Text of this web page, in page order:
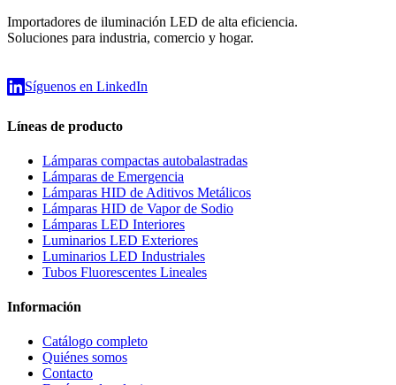
Importadores de iluminación LED de alta eficiencia.
Soluciones para industria, comercio y hogar.
Síguenos en LinkedIn
Líneas de producto
Lámparas compactas autobalastradas
Lámparas de Emergencia
Lámparas HID de Aditivos Metálicos
Lámparas HID de Vapor de Sodio
Lámparas LED Interiores
Luminarios LED Exteriores
Luminarios LED Industriales
Tubos Fluorescentes Lineales
Información
Catálogo completo
Quiénes somos
Contacto